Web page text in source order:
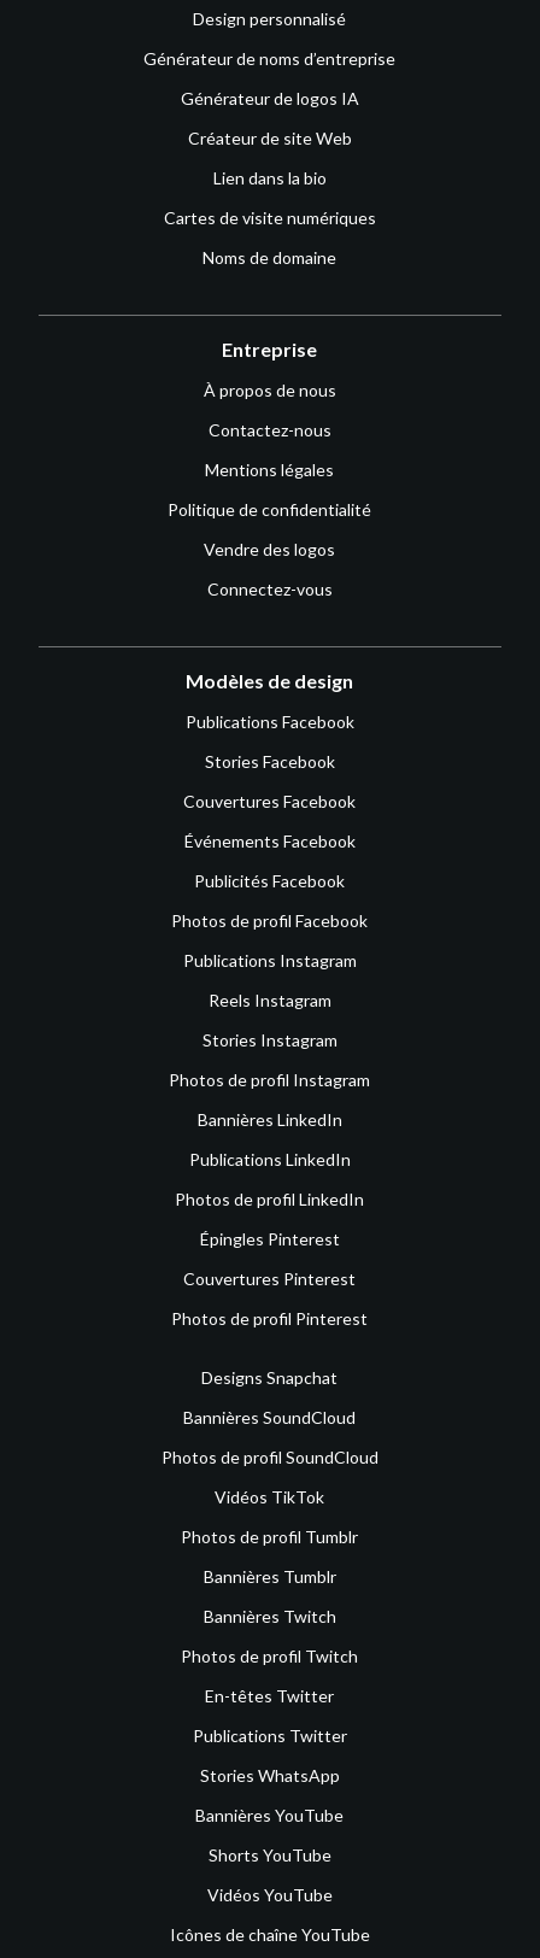
Design personnalisé
Générateur de noms d’entreprise
Générateur de logos IA
Créateur de site Web
Lien dans la bio
Cartes de visite numériques
Noms de domaine
Entreprise
À propos de nous
Contactez-nous
Mentions légales
Politique de confidentialité
Vendre des logos
Connectez-vous
Modèles de design
Publications Facebook
Stories Facebook
Couvertures Facebook
Événements Facebook
Publicités Facebook
Photos de profil Facebook
Publications Instagram
Reels Instagram
Stories Instagram
Photos de profil Instagram
Bannières LinkedIn
Publications LinkedIn
Photos de profil LinkedIn
Épingles Pinterest
Couvertures Pinterest
Photos de profil Pinterest
Designs Snapchat
Bannières SoundCloud
Photos de profil SoundCloud
Vidéos TikTok
Photos de profil Tumblr
Bannières Tumblr
Bannières Twitch
Photos de profil Twitch
En-têtes Twitter
Publications Twitter
Stories WhatsApp
Bannières YouTube
Shorts YouTube
Vidéos YouTube
Icônes de chaîne YouTube